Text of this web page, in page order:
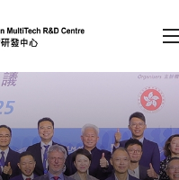
）
会员登录
EN 繁 简